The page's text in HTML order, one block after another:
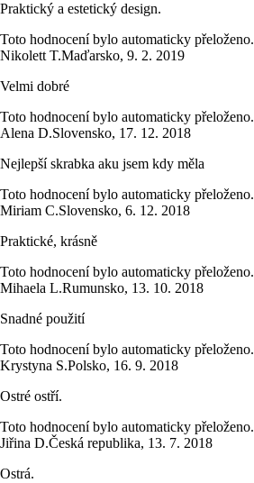
Praktický a estetický design.
Toto hodnocení bylo automaticky přeloženo.
Nikolett T.Maďarsko, 9. 2. 2019
Velmi dobré
Toto hodnocení bylo automaticky přeloženo.
Alena D.Slovensko, 17. 12. 2018
Nejlepší skrabka aku jsem kdy měla
Toto hodnocení bylo automaticky přeloženo.
Miriam C.Slovensko, 6. 12. 2018
Praktické, krásně
Toto hodnocení bylo automaticky přeloženo.
Mihaela L.Rumunsko, 13. 10. 2018
Snadné použití
Toto hodnocení bylo automaticky přeloženo.
Krystyna S.Polsko, 16. 9. 2018
Ostré ostří.
Toto hodnocení bylo automaticky přeloženo.
Jiřina D.Česká republika, 13. 7. 2018
Ostrá.